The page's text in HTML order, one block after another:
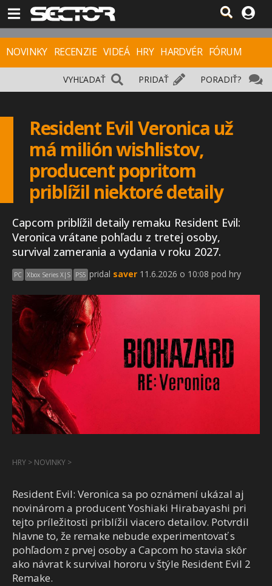
NOVINKY RECENZIE VIDEÁ HRY HARDVÉR FÓRUM
PORADIŤ?
PRIDAŤ
VYHĽADAŤ
Resident Evil Veronica už
má milión wishlistov,
producent popritom
priblížil niektoré detaily
Capcom priblížil detaily remaku Resident Evil:
Veronica vrátane pohľadu z tretej osoby,
survival zamerania a vydania v roku 2027.
PC Xbox Series X|S PS5 pridal saver 11.6.2026 o 10:08 pod hry
HRY > NOVINKY >
Resident Evil: Veronica sa po oznámení ukázal aj
novinárom a producent Yoshiaki Hirabayashi pri
tejto príležitosti priblížil viacero detailov. Potvrdil
hlavne to, že remake nebude experimentovať s
pohľadom z prvej osoby a Capcom ho stavia skôr
ako návrat k survival hororu v štýle Resident Evil 2
Remake.